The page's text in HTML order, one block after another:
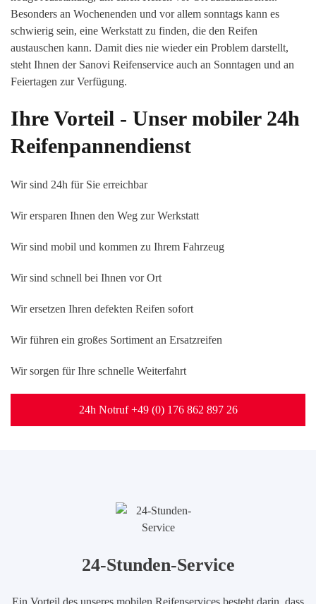
Besonders an Wochenenden und vor allem sonntags kann es
schwierig sein, eine Werkstatt zu finden, die den Reifen
austauschen kann. Damit dies nie wieder ein Problem darstellt,
steht Ihnen der Sanovi Reifenservice auch an Sonntagen und an
Feiertagen zur Verfügung.
Ihre Vorteil - Unser mobiler 24h
Reifenpannendienst
Wir sind 24h für Sie erreichbar
Wir ersparen Ihnen den Weg zur Werkstatt
Wir sind mobil und kommen zu Ihrem Fahrzeug
Wir sind schnell bei Ihnen vor Ort
Wir ersetzen Ihren defekten Reifen sofort
Wir führen ein großes Sortiment an Ersatzreifen
Wir sorgen für Ihre schnelle Weiterfahrt
24h Notruf +49 (0) 176 862 897 26
24-Stunden-Service
Ein Vorteil des unseres mobilen Reifenservices besteht darin, dass